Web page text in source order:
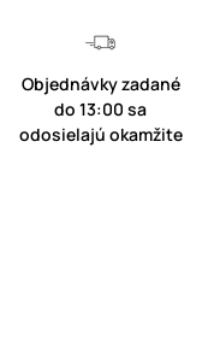
Objednávky zadané
do 13:00 sa
odosielajú okamžite